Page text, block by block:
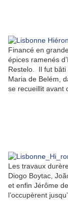
Financé en
épices ramenés
Restelo. Il fut bâti
Maria de Belém,
se recueillit avant
Les travaux
Diogo Boytac,
et enfin Jérôme
l’occupèrent